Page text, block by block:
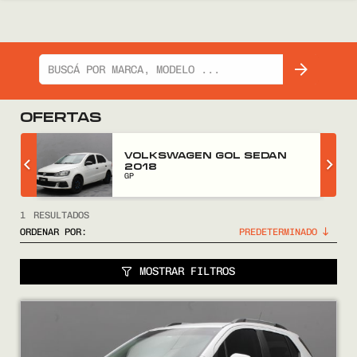
VENDÉ
OFERTAS
VOLKSWAGEN GOL SEDAN
2018
GP
1
RESULTADOS
ORDENAR POR:
MOSTRAR FILTROS